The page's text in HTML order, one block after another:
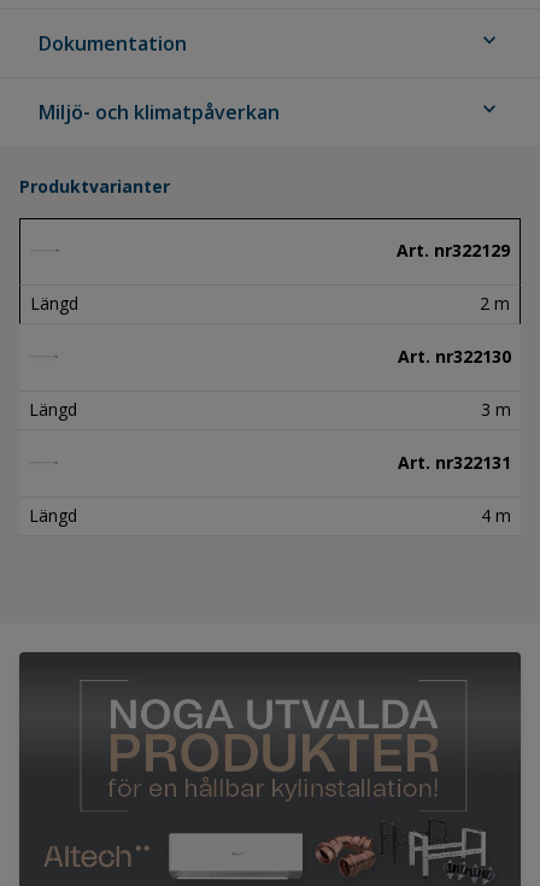
Dokumentation expand_more
Miljö- och klimatpåverkan expand_more
Produktvarianter
Art. nr322129
Längd 2 m
Art. nr322130
Längd 3 m
Art. nr322131
Längd 4 m